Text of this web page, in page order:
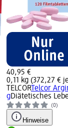
40,95 €
0,11 kg (372,27 €
TELCORTelcor
gDiätetisches
(0)
Hinweise